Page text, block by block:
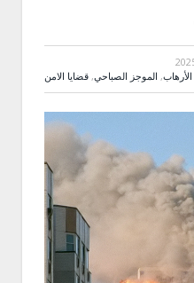
الأرهاب, الموجز الصباحي, قضايا الامن